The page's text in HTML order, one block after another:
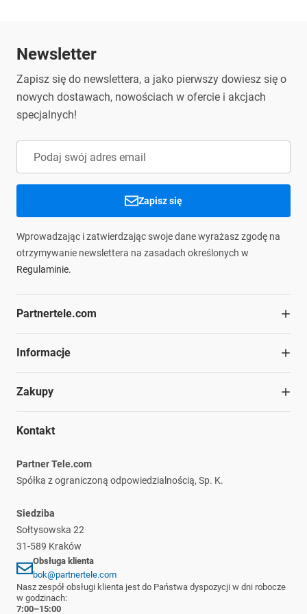
Nazwa podmiotu
odpowiedzialnego :
Adres podmiotu
odpowiedzialnego:
ul. Sołtysowska 22, 31-589
Adres e-mail
podmiotu
odpowiedzialnego:
contact.safety@partnertele.com
info@partnertele.com
Newsletter
Zapisz się do newslettera, a jako pierwszy dowiesz się o
nowych dostawach, nowościach w ofercie i akcjach
specjalnych!
Zapisz się
Wprowadzając i zatwierdzając swoje dane wyrażasz zgodę na
otrzymywanie newslettera na zasadach określonych w
Regulaminie.
Partnertele.com
O firmie
Struktura organizacyjna
Nasze marki
Informacje
Blog
Informacje prawne
Zakupy
Regulamin
Płatność i dostawa
Reklamacje i zwroty
Kontakt
Partner Tele.com
Spółka z ograniczoną odpowiedzialnością, Sp. K.
Siedziba
Sołtysowska 22
31-589 Kraków
Obsługa klienta
bok@partnertele.com
Nasz zespół obsługi klienta jest do Państwa dyspozycji w dni robocze
w godzinach:
7:00–15:00